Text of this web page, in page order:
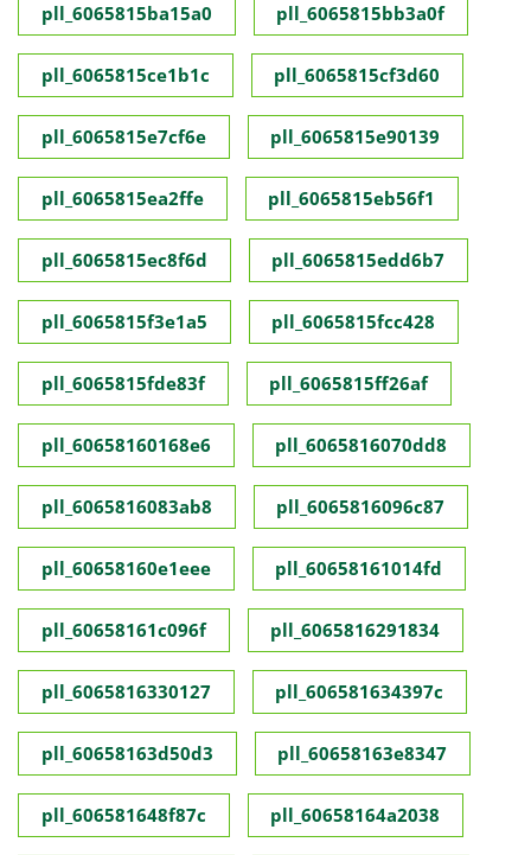
pll_6065815ba15a0 pll_6065815bb3a0f
pll_6065815ce1b1c pll_6065815cf3d60
pll_6065815e7cf6e pll_6065815e90139
pll_6065815ea2ffe pll_6065815eb56f1
pll_6065815ec8f6d pll_6065815edd6b7
pll_6065815f3e1a5 pll_6065815fcc428
pll_6065815fde83f pll_6065815ff26af
pll_60658160168e6 pll_6065816070dd8
pll_6065816083ab8 pll_6065816096c87
pll_60658160e1eee pll_60658161014fd
pll_60658161c096f pll_6065816291834
pll_6065816330127 pll_606581634397c
pll_60658163d50d3 pll_60658163e8347
pll_606581648f87c pll_60658164a2038